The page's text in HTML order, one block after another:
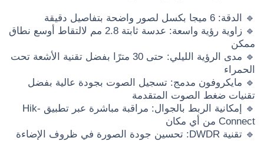
🔹 الدقة: 6 ميجا بكسل لصور واضحة بتفاصيل دقيقة
🔹 زاوية رؤية واسعة: عدسة ثابتة 2.8 مم لالتقاط أوسع نطاق
ممكن
🔹 مدى الرؤية الليلي: حتى 30 مترًا بفضل تقنية الأشعة تحت
الحمراء
🔹 مايكروفون مدمج: تسجيل الصوت بجودة عالية بفضل
تقنيات ضغط الصوت المتقدمة
🔹 إمكانية الربط بالجوال: مراقبة مباشرة عبر تطبيق Hik-
Connect من أي مكان
🔹 تقنية DWDR: تحسين جودة الصورة في ظروف الإضاءة